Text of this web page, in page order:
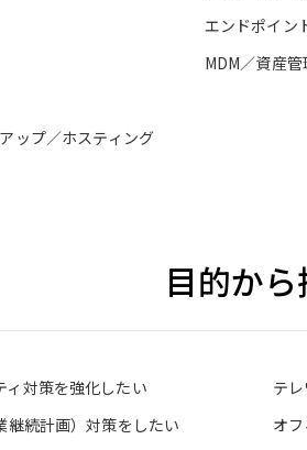
ップ／ホスティング
エンドポイン
MDM／資産管
目的か
ィ対策を強化したい テ
継続計画）対策をしたい オ